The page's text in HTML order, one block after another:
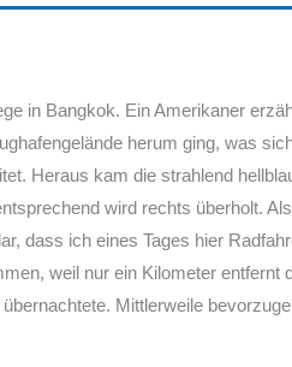
in Bangkok. Ein Amerikaner
herum ging, was
Heraus kam die strahlend
wird rechts überholt.
dass ich eines Tages hier
weil nur ein Kilometer entfernt
Mittlerweile